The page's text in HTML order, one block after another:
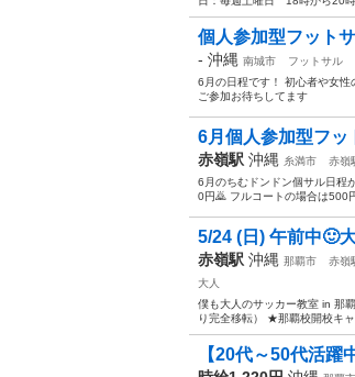
個人参加型フット
- 沖縄 南城市
フットサル
6月の日程です！ 初心者や女
ご参加お待ちしてます
6月個人参加型フッ
赤嶺駅 沖縄 糸満市 赤嶺
6月のちむドンドン個サル日程
0円🙇 フルコートの場合は500
5/24 (日) 午前中🙂
赤嶺駅 沖縄 那覇市 赤嶺
大人
僕も大人のサッカー教室 in 那
り完全移転） ★那覇校開校キ
【20代～50代活